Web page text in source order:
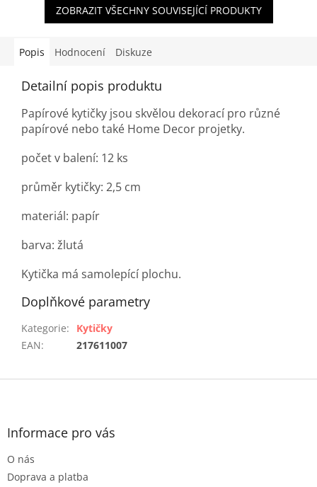
ZOBRAZIT VŠECHNY SOUVISEJÍCÍ PRODUKTY
Popis Hodnocení Diskuze
Detailní popis produktu
Papírové kytičky jsou skvělou dekorací pro různé
papírové nebo také Home Decor projetky.
počet v balení: 12 ks
průměr kytičky: 2,5 cm
materiál: papír
barva: žlutá
Kytička má samolepící plochu.
Doplňkové parametry
Kategorie:
Kytičky
EAN: 217611007
Z
Informace pro vás
O nás
Doprava a platba